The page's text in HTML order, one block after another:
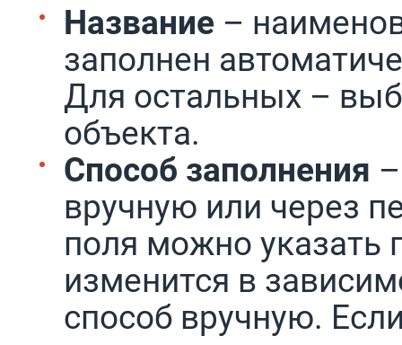
Название –
заполнен
Для остальных –
объекта.
Способ заполнения
вручную или через
поля можно указать
изменится в
способ вручную.